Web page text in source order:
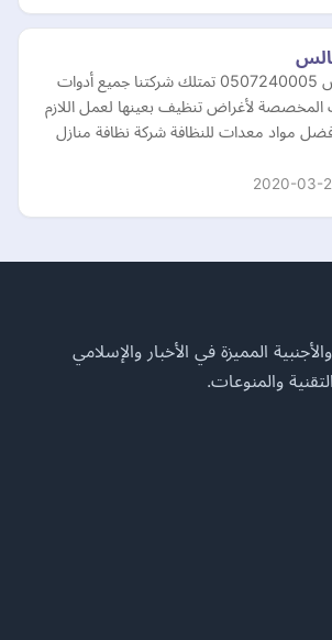
شركة تنظيف بالرياض 0507240005 تمتلك شركتنا جميع أدوات
المخصصة لأغراض تنظيف بعينها لعمل اللازم
مواد معدات للنظافة شركة نظافة منازل
2020-03-
المميزة في الأخبار والإسلامي
والمنوعات.